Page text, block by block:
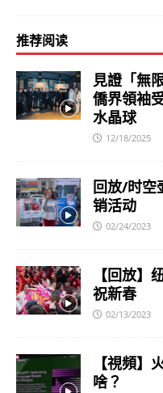
推荐阅读
見證「無
僑界領袖
水晶球
12/18/2025
回放/时空
销活动
02/24/2023
【回放】
祝新春
02/13/2023
【視頻】
啥？